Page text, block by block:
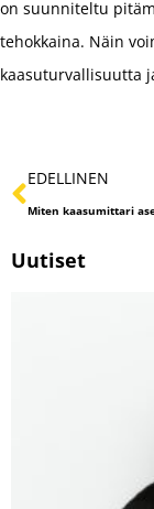
on suunniteltu
tehokkaina. Näin
kaasuturvallisuutta
EDELLINEN
Uutiset